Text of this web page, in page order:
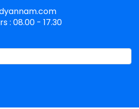
: 08.00 - 17.30